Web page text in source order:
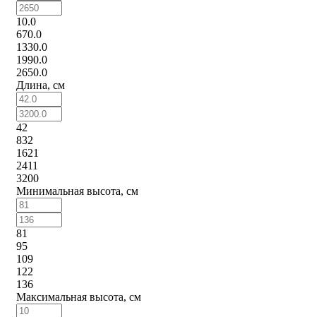
10.0
670.0
1330.0
1990.0
2650.0
Длина, см
42
832
1621
2411
3200
Минимальная высота, см
81
95
109
122
136
Максимальная высота, см